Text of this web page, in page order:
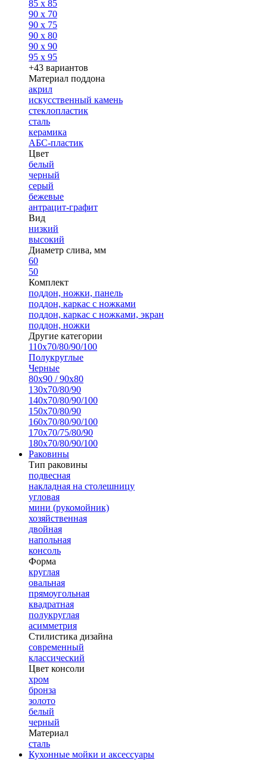
85 x 85
90 x 70
90 x 75
90 x 80
90 x 90
95 x 95
+43 вариантов
Материал поддона
акрил
искусственный камень
стеклопластик
сталь
керамика
АБС-пластик
Цвет
белый
черный
серый
бежевые
антрацит-графит
Вид
низкий
высокий
Диаметр слива, мм
60
50
Комплект
поддон, ножки, панель
поддон, каркас с ножками
поддон, каркас с ножками, экран
поддон, ножки
Другие категории
110х70/80/90/100
Полукруглые
Черные
80х90 / 90х80
130х70/80/90
140х70/80/90/100
150х70/80/90
160х70/80/90/100
170х70/75/80/90
180х70/80/90/100
Раковины
Тип раковины
подвесная
накладная на столешницу
угловая
мини (рукомойник)
хозяйственная
двойная
напольная
консоль
Форма
круглая
овальная
прямоугольная
квадратная
полукруглая
асимметрия
Стилистика дизайна
современный
классический
Цвет консоли
хром
бронза
золото
белый
черный
Материал
сталь
Кухонные мойки и аксессуары